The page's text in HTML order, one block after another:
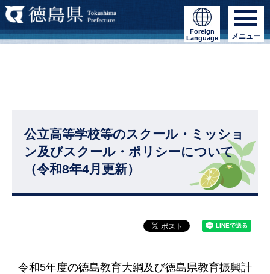
Foreign
Language
メニュー
公立高等学校等のスクール・ミッショ
ン及びスクール・ポリシーについて
（令和8年4月更新）
令和5年度の徳島教育大綱及び徳島県教育振興計